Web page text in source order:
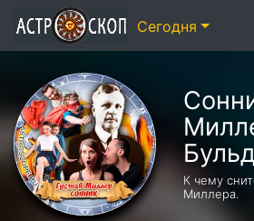
К чему
Миллера.
Сегодня